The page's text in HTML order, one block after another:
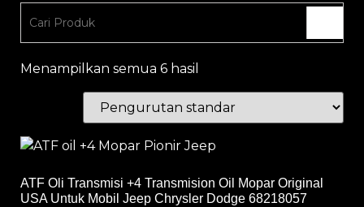
Menampilkan semua 6 hasil
ATF Oli Transmisi +4 Transmision Oil Mopar Original
USA Untuk Mobil Jeep Chrysler Dodge 68218057